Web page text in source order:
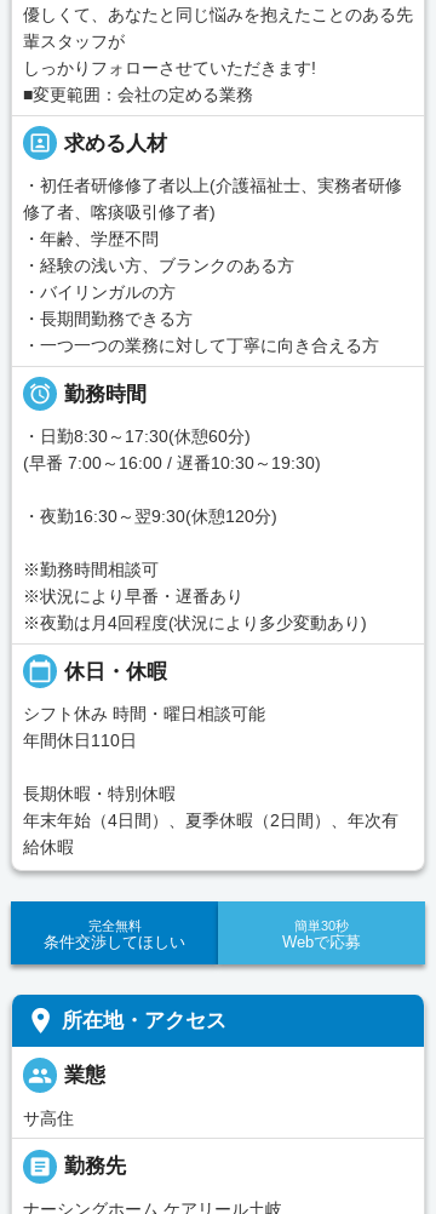
優しくて、あなたと同じ悩みを抱えたことのある先
輩スタッフが
しっかりフォローさせていただきます!
■変更範囲：会社の定める業務
portrait 求める人材
・初任者研修修了者以上(介護福祉士、実務者研修
修了者、喀痰吸引修了者)
・年齢、学歴不問
・経験の浅い方、ブランクのある方
・バイリンガルの方
・長期間勤務できる方
・一つ一つの業務に対して丁寧に向き合える方
 勤務時間
・日勤8:30～17:30(休憩60分)
(早番 7:00～16:00 / 遅番10:30～19:30)
・夜勤16:30～翌9:30(休憩120分)
※勤務時間相談可
※状況により早番・遅番あり
※夜勤は月4回程度(状況により多少変動あり)
calendar_today 休日・休暇
シフト休み 時間・曜日相談可能
年間休日110日
長期休暇・特別休暇
年末年始（4日間）、夏季休暇（2日間）、年次有
給休暇
完全無料
条件交渉してほしい
簡単30秒
Webで応募
place 所在地・アクセス
people 業態
サ高住
_pin
勤務先
ナーシングホーム ケアリール土岐